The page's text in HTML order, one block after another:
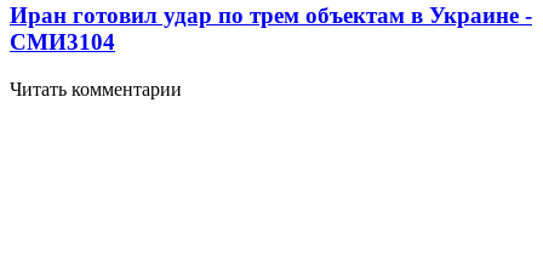
Иран готовил удар по трем объектам в Украине -
СМИ3104
Читать комментарии